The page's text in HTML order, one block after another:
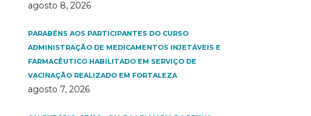
agosto 8, 2026
PARABÉNS AOS PARTICIPANTES DO CURSO
ADMINISTRAÇÃO DE MEDICAMENTOS INJETÁVEIS E
FARMACÊUTICO HABILITADO EM SERVIÇO DE
VACINAÇÃO REALIZADO EM FORTALEZA
agosto 7, 2026